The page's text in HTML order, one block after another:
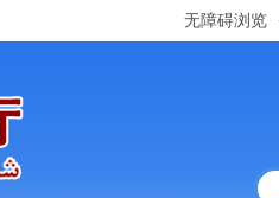
无障碍浏览